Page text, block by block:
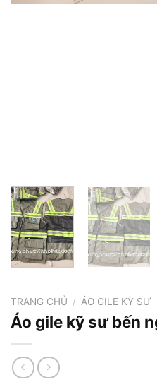
TRANG CHỦ / ÁO GILE KỸ SƯ
Áo gile kỹ sư bến